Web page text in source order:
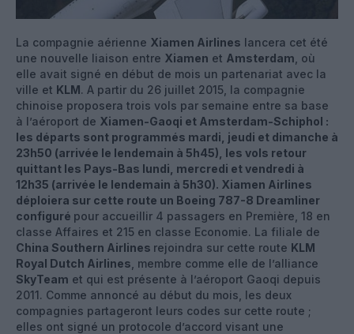
La compagnie aérienne Xiamen Airlines lancera cet été
une nouvelle liaison entre Xiamen et Amsterdam , où
elle avait signé en début de mois un partenariat avec la
ville et KLM. A partir du 26 juillet 2015, la compagnie
chinoise proposera trois vols par semaine entre sa base
à l’aéroport de Xiamen-Gaoqi et Amsterdam-Schiphol :
les départs sont programmés mardi, jeudi et dimanche à
23h50 (arrivée le lendemain à 5h45), les vols retour
quittant les Pays-Bas lundi, mercredi et vendredi à
12h35 (arrivée le lendemain à 5h30). Xiamen Airlines
déploiera sur cette route un Boeing 787-8 Dreamliner
configuré pour accueillir 4 passagers en Première, 18 en
classe Affaires et 215 en classe Economie. La filiale de
China Southern Airlines rejoindra sur cette route KLM
Royal Dutch Airlines , membre comme elle de l’alliance
SkyTeam et qui est présente à l’aéroport Gaoqi depuis
2011. Comme annoncé au début du mois, les deux
compagnies partageront leurs codes sur cette route ;
elles ont signé un protocole d’accord visant une